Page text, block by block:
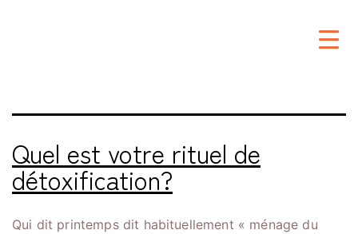
Quel est votre rituel de
détoxification?
Qui dit printemps dit habituellement « ménage du